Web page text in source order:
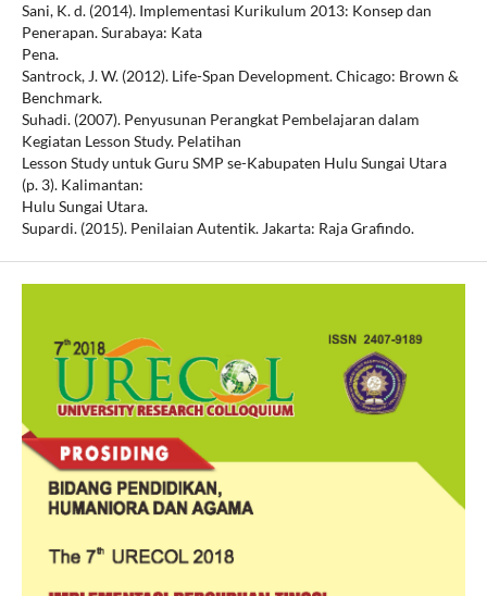
Sani, K. d. (2014). Implementasi Kurikulum 2013: Konsep dan
Penerapan. Surabaya: Kata
Pena.
Santrock, J. W. (2012). Life-Span Development. Chicago: Brown &
Benchmark.
Suhadi. (2007). Penyusunan Perangkat Pembelajaran dalam
Kegiatan Lesson Study. Pelatihan
Lesson Study untuk Guru SMP se-Kabupaten Hulu Sungai Utara
(p. 3). Kalimantan:
Hulu Sungai Utara.
Supardi. (2015). Penilaian Autentik. Jakarta: Raja Grafindo.